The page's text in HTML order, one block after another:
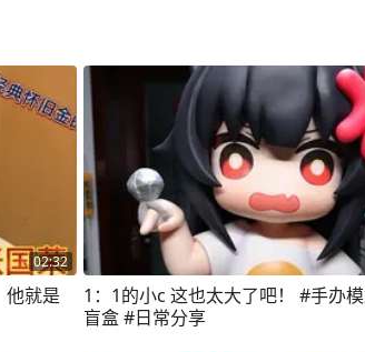
02:32
他就是
1：1的小c 这也太大了吧！ #手办
盲盒 #日常分享